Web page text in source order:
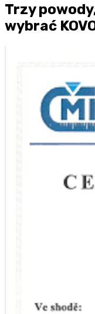
Trzy
wybrać